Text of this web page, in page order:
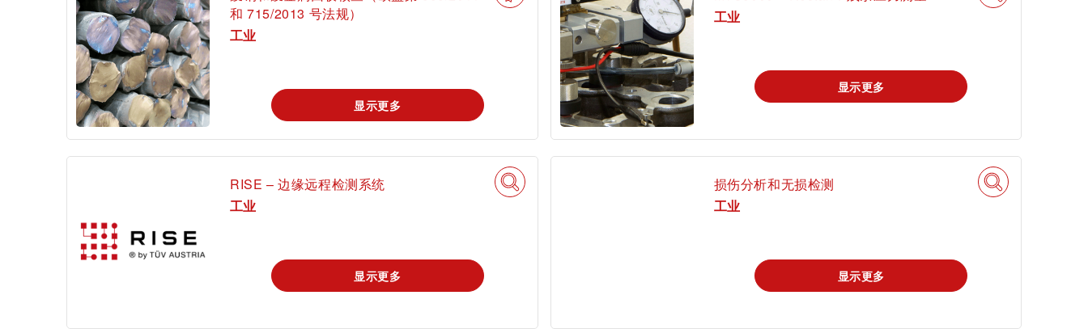
和 715/2013 号法规）
工业
显示更多
工业
显示更多
RISE – 边缘远程检测系统
工业
显示更多
损伤分析和无损检测
工业
显示更多
首次使用？很高兴为您提供指引。
证书验证 搜索解决方案
查找TÜV奥地利
工作机会
AUSTRIA - 您的
申请科学奖